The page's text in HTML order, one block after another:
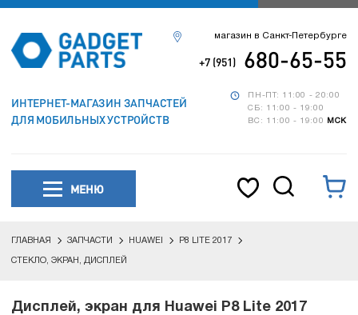
ИНТЕРНЕТ-МАГАЗИН ЗАПЧАСТЕЙ
ДЛЯ МОБИЛЬНЫХ УСТРОЙСТВ
ПН-ПТ: 11:00 - 20:00
СБ: 11:00 - 19:00
ВС: 11:00 - 19:00
МСК
магазин в Санкт-Петербурге
+7 (951) 680-65-55
МЕНЮ
ГЛАВНАЯ ЗАПЧАСТИ HUAWEI P8 LITE 2017
СТЕКЛО, ЭКРАН, ДИСПЛЕЙ
Дисплей, экран для Huawei P8 Lite 2017